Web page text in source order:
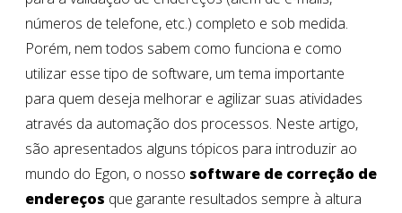
números de telefone, etc.) completo e sob medida.
Porém, nem todos sabem como funciona e como
utilizar esse tipo de software, um tema importante
para quem deseja melhorar e agilizar suas atividades
através da automação dos processos. Neste artigo,
são apresentados alguns tópicos para introduzir ao
mundo do Egon, o nosso software de correção de
endereços que garante resultados sempre à altura